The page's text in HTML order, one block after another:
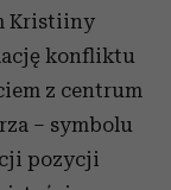
Kristiiny
konfliktu
z centrum
– symbolu
pozycji